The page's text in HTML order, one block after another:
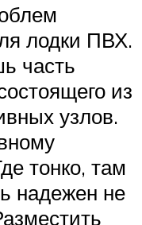
лодки ПВХ.
часть
из
узлов.
тонко, там
надежен не